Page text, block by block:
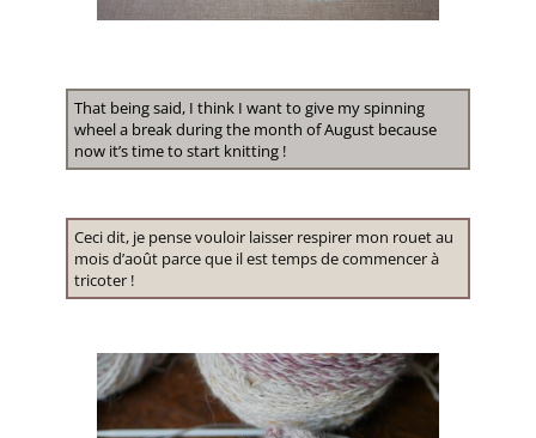
That being said, I think I want to give my spinning
wheel a break during the month of August because
now it’s time to start knitting !
Ceci dit, je pense vouloir laisser respirer mon rouet au
mois d’août parce que il est temps de commencer à
tricoter !